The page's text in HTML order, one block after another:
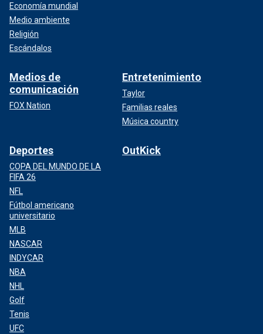
Economía mundial
Medio ambiente
Religión
Escándalos
Medios de
comunicación
FOX Nation
Entretenimiento
Taylor
Familias reales
Música country
Deportes
COPA DEL MUNDO DE LA
FIFA 26
NFL
Fútbol americano
universitario
MLB
NASCAR
INDYCAR
NBA
NHL
Golf
Tenis
UFC
OutKick